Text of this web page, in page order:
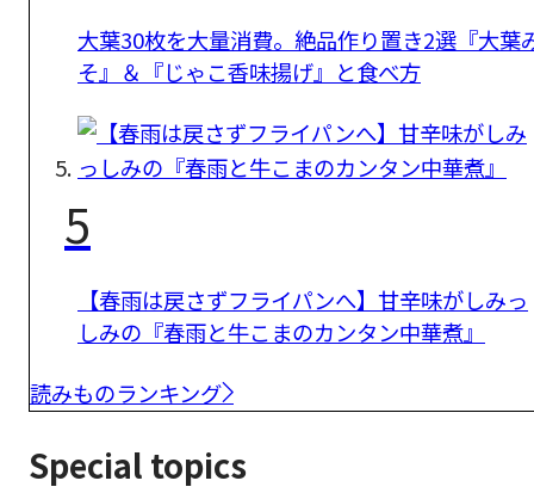
大葉30枚を大量消費。絶品作り置き2選『大葉
そ』＆『じゃこ香味揚げ』と食べ方
5
【春雨は戻さずフライパンへ】甘辛味がしみっ
しみの『春雨と牛こまのカンタン中華煮』
読みものランキング
Special topics